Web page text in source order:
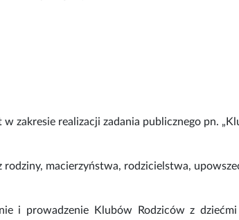
zakresie realizacji zadania publicznego pn.
rodziny, macierzyństwa, rodzicielstwa,
i prowadzenie Klubów Rodziców z